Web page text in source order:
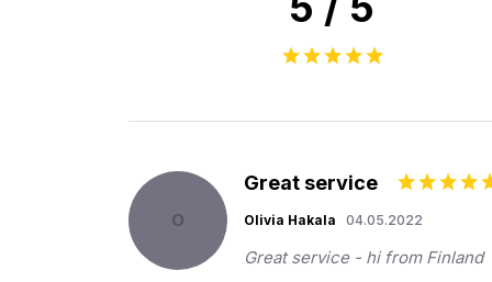
O
Great service
Olivia Hakala 04.05.2022
Great service - hi from Finland